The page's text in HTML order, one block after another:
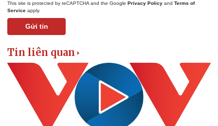
This site is protected by reCAPTCHA and the Google Privacy Policy and Terms of
Service apply.
Gửi tin
Tin liên quan